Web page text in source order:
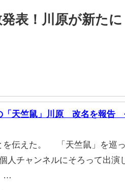
発表！川原が新た
「天竺鼠」川原 改名を報告
を伝えた。 「天竺鼠」を巡
人チャンネルにそろって出演
…